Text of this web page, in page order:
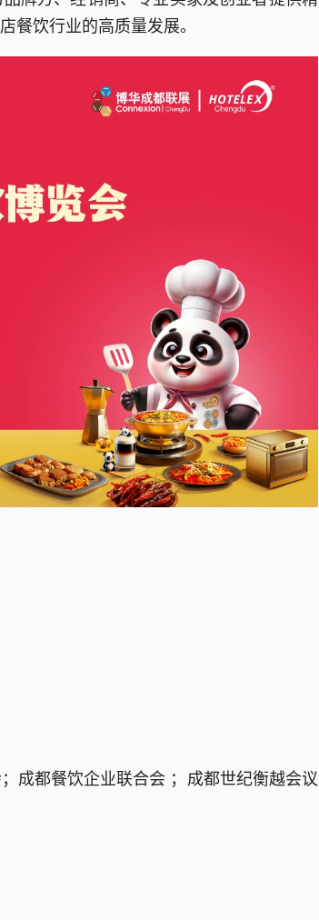
餐饮行业的高质量发展。
成都餐饮企业联合会 ；成都世纪衡越会议